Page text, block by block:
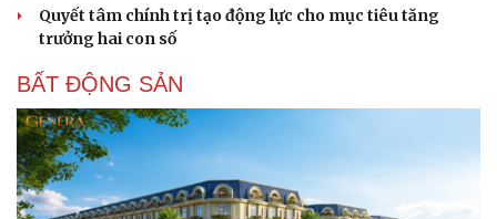
Quyết tâm chính trị tạo động lực cho mục tiêu tăng
trưởng hai con số
BẤT ĐỘNG SẢN